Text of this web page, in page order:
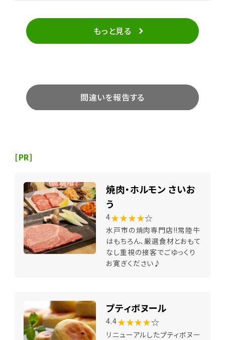
もっと見る
間違いを報告する
[PR]
焼肉・ホルモン さいお
う
4★★★★☆
水戸市の焼肉専門店!!常陸牛
はもちろん、厳選食材とおもて
なし重視の接客でごゆっくり
お寛ぎください♪
プティボヌール
4.4★★★★☆
リニューアルしたプティボヌー